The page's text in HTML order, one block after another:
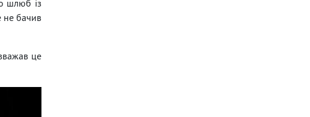
шлюб із
не бачив
це